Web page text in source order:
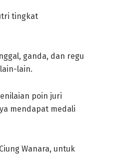
tingkat
ganda, dan regu
lain.
poin juri
mendapat medali
Wanara, untuk